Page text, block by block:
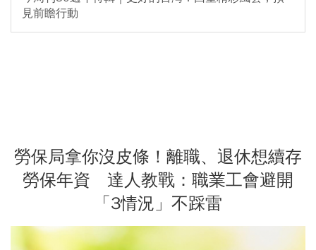
見前瞻行動
勞保局拿你沒皮條！離職、退休想續存
勞保年資 達人教戰：職業工會避開
「3情況」不踩雷